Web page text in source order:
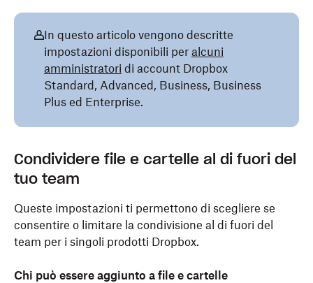
In questo articolo vengono descritte
impostazioni disponibili per alcuni
amministratori di account Dropbox
Standard, Advanced, Business, Business
Plus ed Enterprise.
Condividere file e cartelle al di fuori del
tuo team
Queste impostazioni ti permettono di scegliere se
consentire o limitare la condivisione al di fuori del
team per i singoli prodotti Dropbox.
Chi può essere aggiunto a file e cartelle